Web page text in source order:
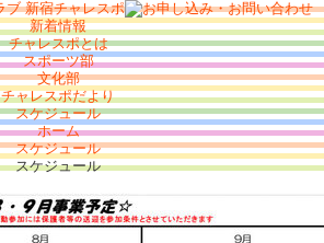
新着情報
チャレスポとは
スポーツ部
文化部
チャレスポだより
スケジュール
ホーム
スケジュール
スケジュール